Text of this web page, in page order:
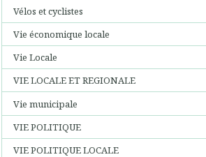
Vélos et cyclistes
Vie économique locale
Vie Locale
VIE LOCALE ET REGIONALE
Vie municipale
VIE POLITIQUE
VIE POLITIQUE LOCALE